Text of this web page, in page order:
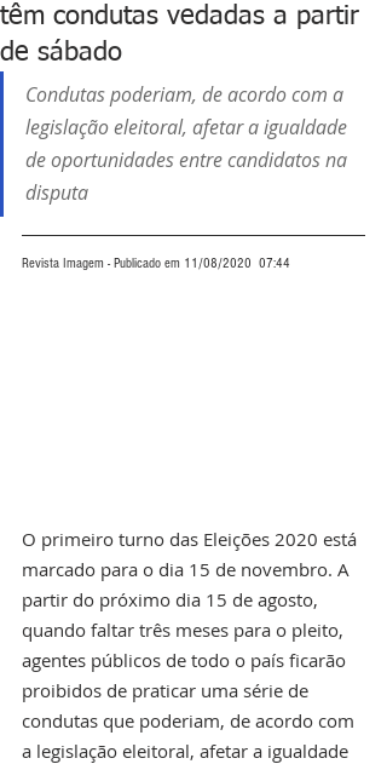
têm condutas vedadas a partir
de sábado
Condutas poderiam, de acordo com a
legislação eleitoral, afetar a igualdade
de oportunidades entre candidatos na
disputa
Revista Imagem - Publicado em 11/08/2020  07:44
O primeiro turno das Eleições 2020 está
marcado para o dia 15 de novembro. A
partir do próximo dia 15 de agosto,
quando faltar três meses para o pleito,
agentes públicos de todo o país ficarão
proibidos de praticar uma série de
condutas que poderiam, de acordo com
a legislação eleitoral, afetar a igualdade